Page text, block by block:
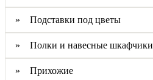
» Подставки под цветы
» Полки и навесные шкафчики
» Прихожие